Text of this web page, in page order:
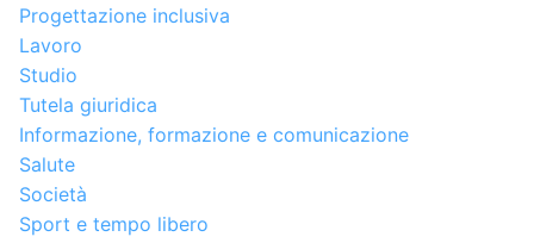
Progettazione inclusiva
Lavoro
Studio
Tutela giuridica
Informazione, formazione e comunicazione
Salute
Società
Sport e tempo libero